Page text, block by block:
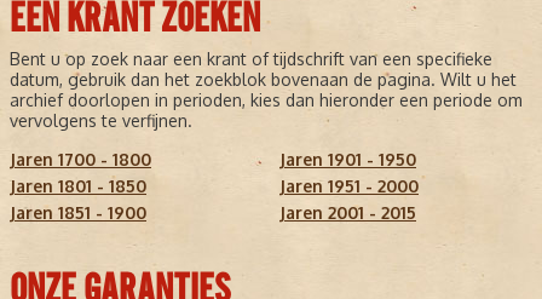
EEN KRANT ZOEKEN
Bent u op zoek naar een krant of tijdschrift van een specifieke
datum, gebruik dan het zoekblok bovenaan de pagina. Wilt u het
archief doorlopen in perioden, kies dan hieronder een periode om
vervolgens te verfijnen.
Jaren 1700 - 1800
Jaren 1801 - 1850
Jaren 1851 - 1900
Jaren 1901 - 1950
Jaren 1951 - 2000
Jaren 2001 - 2015